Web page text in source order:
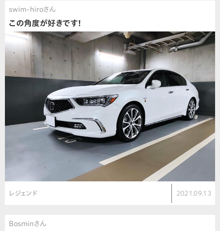
swim-hiroさん
この角度が好きです！
レジェンド 2021.09.13
Bosminさん